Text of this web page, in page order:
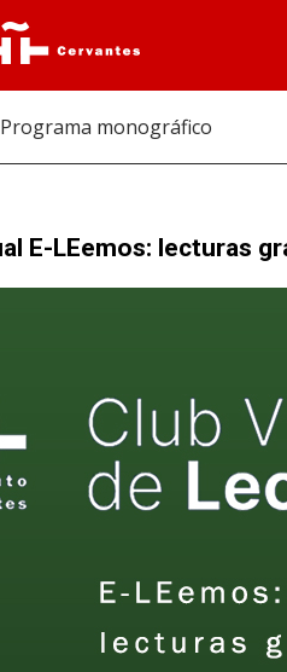
Programa monográfico
E-LEemos: lecturas